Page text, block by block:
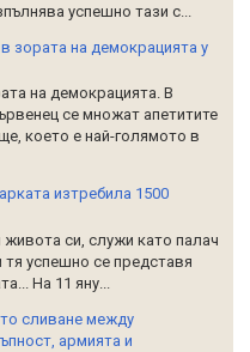
успешно тази с...
зората на демокрацията у
на демокрацията. В
се множат апетитите
което е най-голямото в
изтребила 1500
живота си, служи като палач
тя успешно се представя
На 11 яну...
сливане между
армията и